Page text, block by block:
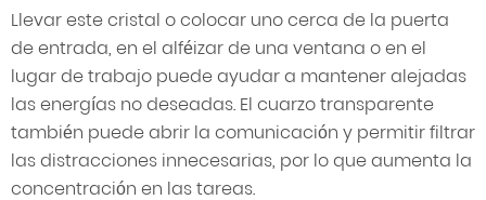
Llevar este cristal o colocar uno cerca de la puerta
de entrada, en el alféizar de una ventana o en el
lugar de trabajo puede ayudar a mantener alejadas
las energías no deseadas. El cuarzo transparente
también puede abrir la comunicación y permitir filtrar
las distracciones innecesarias, por lo que aumenta la
concentración en las tareas.